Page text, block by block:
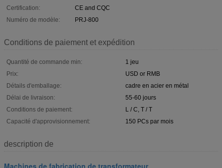
Certification:
CE and CQC
Numéro de modèle:
PRJ-800
Conditions de paiement et expédition
Quantité de commande min:
1 jeu
Prix:
USD or RMB
Détails d'emballage:
cadre en acier en métal
Délai de livraison:
55-60 jours
Conditions de paiement:
L / C, T / T
Capacité d'approvisionnement:
150 PCs par mois
description de
Machines de fabrication de transformateur